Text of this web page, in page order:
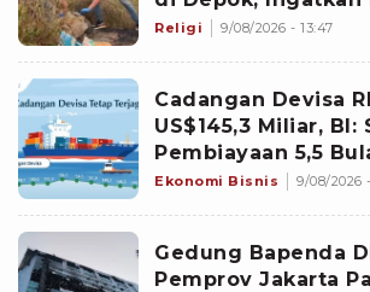
Yahya soal Taubat
Religi 9/08/2026 - 13:47
Cadangan Devisa
US$145,3 Miliar, BI:
Pembiayaan 5,5
Ekonomi Bisnis 9/08/2026
Gedung Bapenda
Pemprov Jakarta